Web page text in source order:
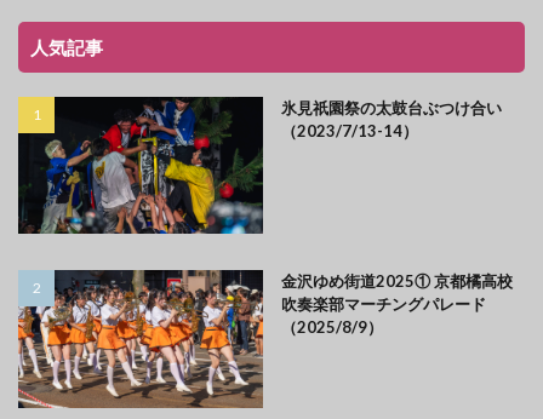
人気記事
氷見祇園祭の太鼓台ぶつけ合い
（2023/7/13-14）
金沢ゆめ街道2025① 京都橘高校
吹奏楽部マーチングパレード
（2025/8/9）